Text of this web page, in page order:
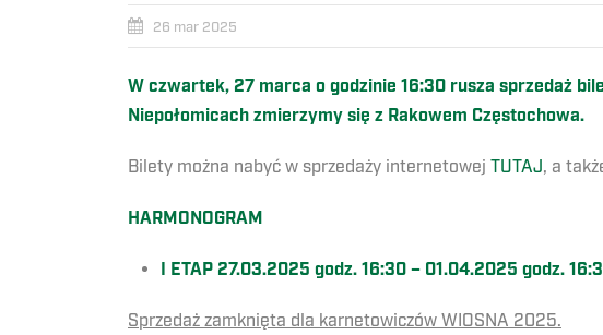
26 mar 2025
W czwartek, 27 marca o godzinie 16:30 rusza sprzedaż
Niepołomicach zmierzymy się z Rakowem Częstochowa.
Bilety można nabyć w sprzedaży internetowej TUTAJ, a
HARMONOGRAM
I ETAP 27.03.2025 godz. 16:30 – 01.04.2025 godz.
Sprzedaż zamknięta dla karnetowiczów WIOSNA 2025.